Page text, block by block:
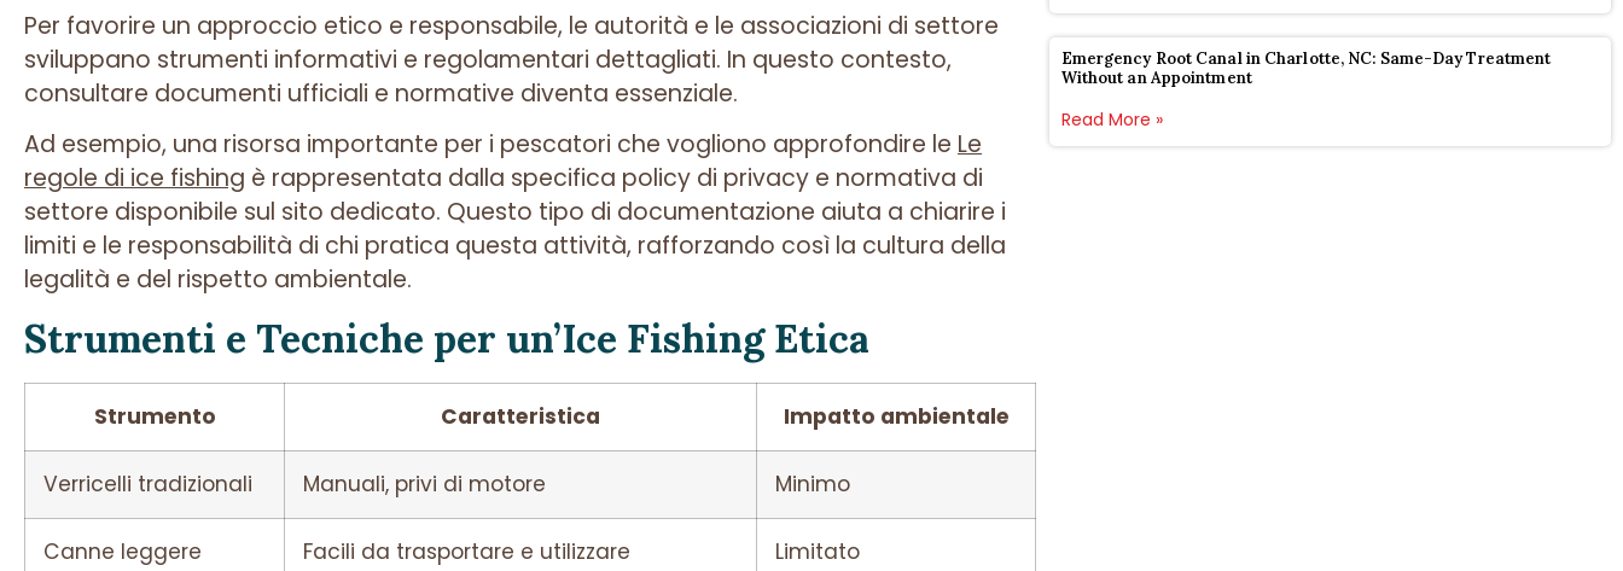
Per favorire un approccio etico e responsabile, le autorità e le associazioni di settore
sviluppano strumenti informativi e regolamentari dettagliati. In questo contesto,
consultare documenti ufficiali e normative diventa essenziale.
Ad esempio, una risorsa importante per i pescatori che vogliono approfondire le Le
regole di ice fishing è rappresentata dalla specifica policy di privacy e normativa di
settore disponibile sul sito dedicato. Questo tipo di documentazione aiuta a chiarire i
limiti e le responsabilità di chi pratica questa attività, rafforzando così la cultura della
legalità e del rispetto ambientale.
Strumenti e Tecniche per un’Ice Fishing Etica
Strumento Caratteristica Impatto ambientale
Verricelli tradizionali Manuali, privi di motore Minimo
Canne leggere Facili da trasportare e utilizzare Limitato
Emergency Root Canal in Charlotte, NC: Same-Day Treatment
Without an Appointment
Read More »